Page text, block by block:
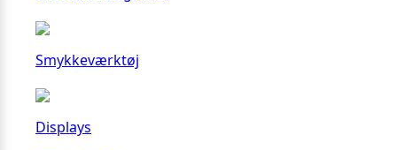
Smykkeværktøj
Displays